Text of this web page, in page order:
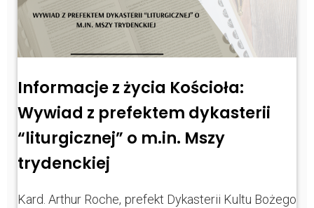
Informacje z życia Kościoła:
Wywiad z prefektem dykasterii
“liturgicznej” o m.in. Mszy
trydenckiej
Kard. Arthur Roche, prefekt Dykasterii Kultu Bożego